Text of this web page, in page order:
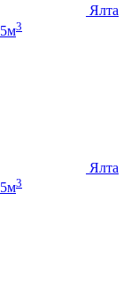
Ялта
3
Ялта
3